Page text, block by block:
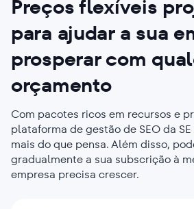
Preços flexíveis
para ajudar a sua
prosperar com
orçamento
Com pacotes ricos em recursos e
plataforma de gestão de SEO da
mais do que pensa. Além disso,
gradualmente a sua subscrição à
empresa precisa crescer.